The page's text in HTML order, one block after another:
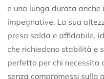
e una lunga durata
impegnative. La sua
presa salda e affidabile,
che richiedono stabilità e
perfetto per chi
senza compromessi sulla